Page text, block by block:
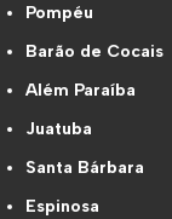
Pompéu
Barão de Cocais
Além Paraíba
Juatuba
Santa Bárbara
Espinosa